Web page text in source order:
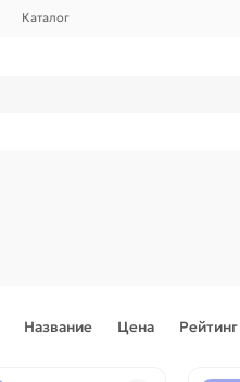
Каталог
Название Цена Рейтинг